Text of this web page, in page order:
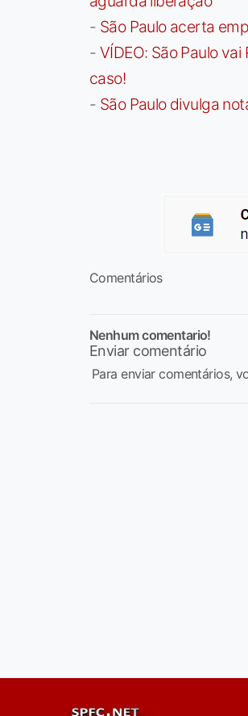
- São Paulo acerta
- VÍDEO: São Paulo
caso!
- São Paulo divulga
Comentários
Nenhum comentario!
Enviar comentário
Para enviar comentários,